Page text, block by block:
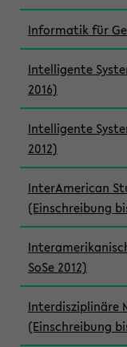
Informatik für
Intelligente
2016)
Intelligente
2012)
InterAmerican
(Einschreibung
SoSe 2012)
Interdisziplinäre
(Einschreibung